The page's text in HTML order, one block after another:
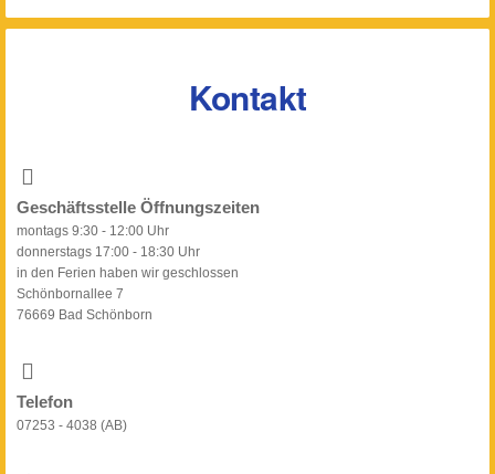
Kontakt
Geschäftsstelle Öffnungszeiten
montags 9:30 - 12:00 Uhr
donnerstags 17:00 - 18:30 Uhr
in den Ferien haben wir geschlossen
Schönbornallee 7
76669 Bad Schönborn
Telefon
07253 - 4038 (AB)